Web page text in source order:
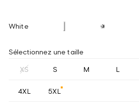
White
Sélectionnez une taille
XS S M L
4XL 5XL